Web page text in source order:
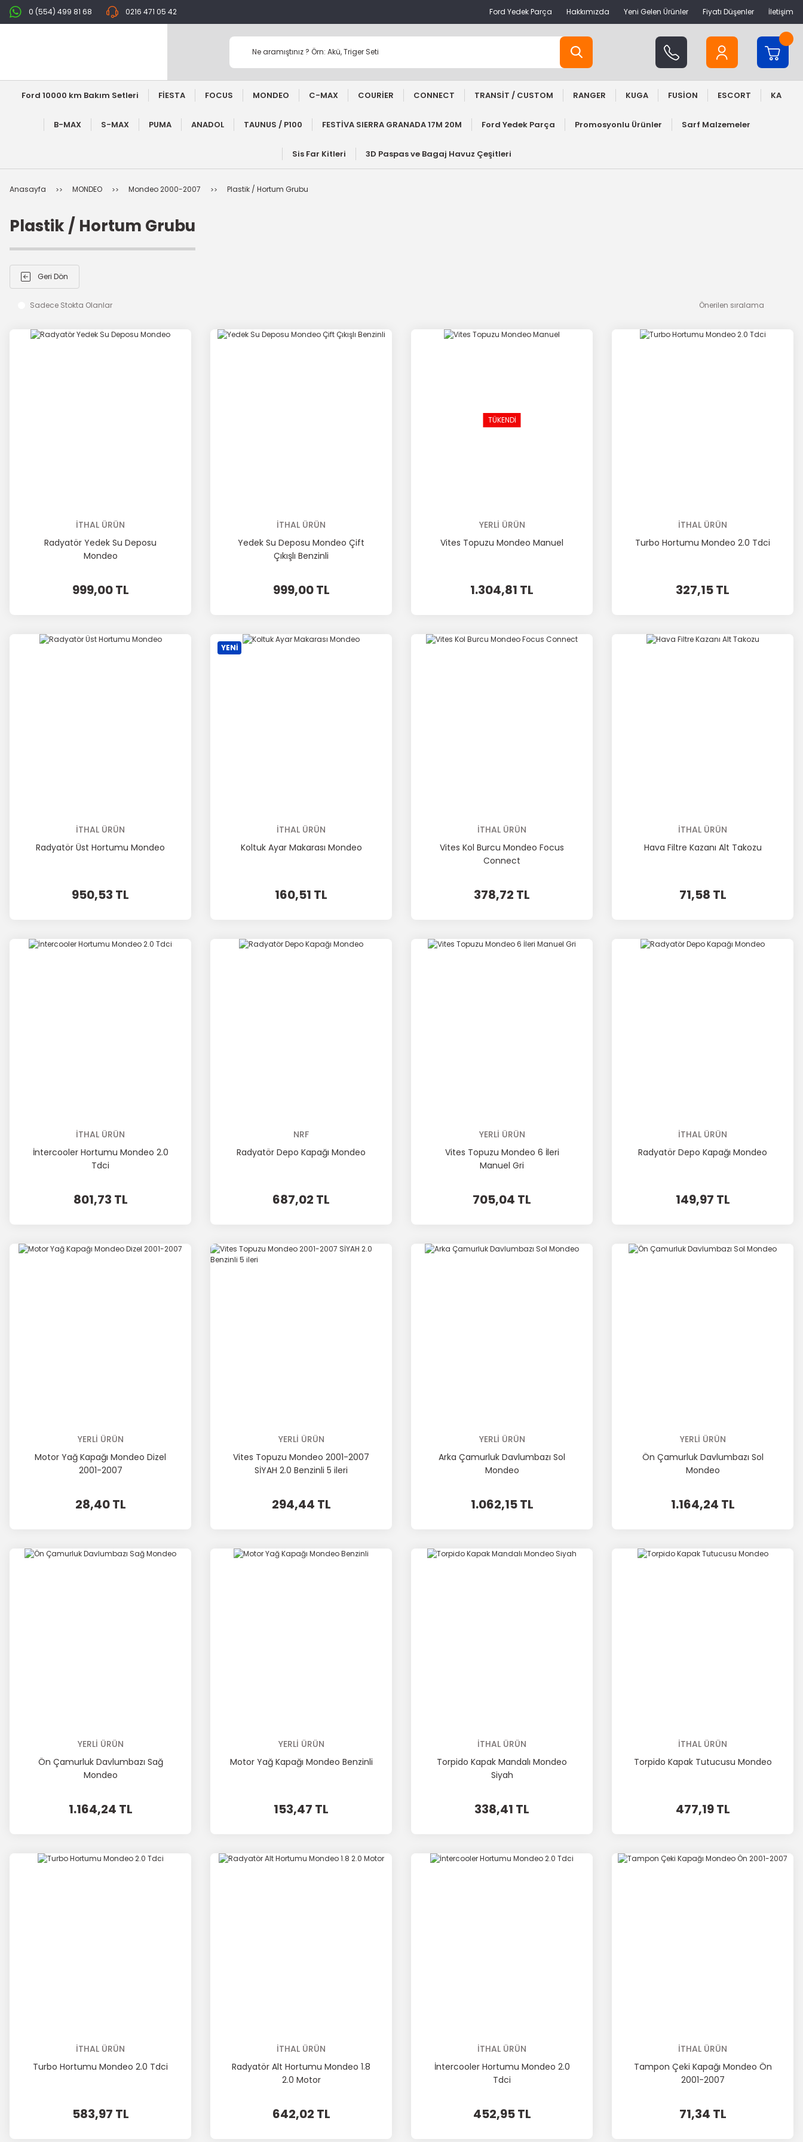
0 (554) 499 81 68 0216 471 05 42 Ford Yedek Parça Hakkımızda Yeni Gelen Ürünler Fiyatı Düşenler İletişim
Ford 10000 km Bakım Setleri FİESTA FOCUS MONDEO C-MAX COURİER CONNECT TRANSİT / CUSTOM RANGER KUGA FUSİON ESCORT KA
B-MAX S-MAX PUMA ANADOL TAUNUS / P100 FESTİVA SIERRA GRANADA 17M 20M Ford Yedek Parça Promosyonlu Ürünler Sarf Malzemeler
Sis Far Kitleri 3D Paspas ve Bagaj Havuz Çeşitleri
Anasayfa MONDEO Mondeo 2000-2007 Plastik / Hortum Grubu
Plastik / Hortum Grubu
Geri Dön
Sadece Stokta Olanlar
İTHAL ÜRÜN
Radyatör Yedek Su Deposu
Mondeo
999,00 TL
İTHAL ÜRÜN
Yedek Su Deposu Mondeo Çift
Çıkışlı Benzinli
999,00 TL
TÜKENDİ
YERLİ ÜRÜN
Vites Topuzu Mondeo Manuel
1.304,81 TL
İTHAL ÜRÜN
Turbo Hortumu Mondeo 2.0 Tdci
327,15 TL
İTHAL ÜRÜN
Radyatör Üst Hortumu Mondeo
950,53 TL
YENİ
İTHAL ÜRÜN
Koltuk Ayar Makarası Mondeo
160,51 TL
İTHAL ÜRÜN
Vites Kol Burcu Mondeo Focus
Connect
378,72 TL
İTHAL ÜRÜN
Hava Filtre Kazanı Alt Takozu
71,58 TL
İTHAL ÜRÜN
İntercooler Hortumu Mondeo 2.0
Tdci
801,73 TL
NRF
Radyatör Depo Kapağı Mondeo
687,02 TL
YERLİ ÜRÜN
Vites Topuzu Mondeo 6 İleri
Manuel Gri
705,04 TL
İTHAL ÜRÜN
Radyatör Depo Kapağı Mondeo
149,97 TL
YERLİ ÜRÜN
Motor Yağ Kapağı Mondeo Dizel
2001-2007
28,40 TL
YERLİ ÜRÜN
Vites Topuzu Mondeo 2001-2007
SİYAH 2.0 Benzinli 5 ileri
294,44 TL
YERLİ ÜRÜN
Arka Çamurluk Davlumbazı Sol
Mondeo
1.062,15 TL
YERLİ ÜRÜN
Ön Çamurluk Davlumbazı Sol
Mondeo
1.164,24 TL
YERLİ ÜRÜN
Ön Çamurluk Davlumbazı Sağ
Mondeo
1.164,24 TL
YERLİ ÜRÜN
Motor Yağ Kapağı Mondeo Benzinli
153,47 TL
İTHAL ÜRÜN
Torpido Kapak Mandalı Mondeo
Siyah
338,41 TL
İTHAL ÜRÜN
Torpido Kapak Tutucusu Mondeo
477,19 TL
İTHAL ÜRÜN
Turbo Hortumu Mondeo 2.0 Tdci
583,97 TL
İTHAL ÜRÜN
Radyatör Alt Hortumu Mondeo 1.8
2.0 Motor
642,02 TL
İTHAL ÜRÜN
İntercooler Hortumu Mondeo 2.0
Tdci
452,95 TL
İTHAL ÜRÜN
Tampon Çeki Kapağı Mondeo Ön
2001-2007
71,34 TL